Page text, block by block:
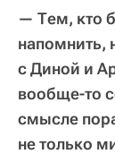
— Тем, кто
напомнить,
с Диной и
вообще-то
смысле
не только